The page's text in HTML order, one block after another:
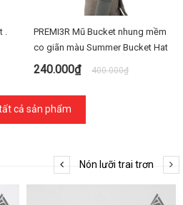
PREMI3R Mũ Bucket nhung mềm
co giãn màu Summer Bucket Hat
240.000₫ 400.000₫
cả sản phẩm
Nón lưỡi trai trơn